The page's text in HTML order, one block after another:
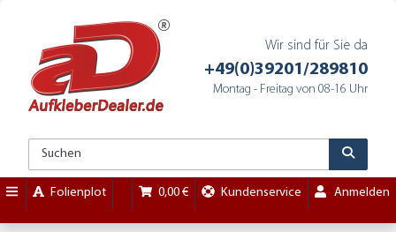
Wir sind für Sie da
+49(0)39201/289810
Montag - Freitag von 08-16 Uhr
Folienplot 0,00 € Kundenservice Anmelden